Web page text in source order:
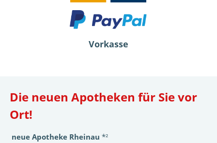
Vorkasse
Die neuen Apotheken für Sie vor
Ort!
neue Apotheke Rheinau *²